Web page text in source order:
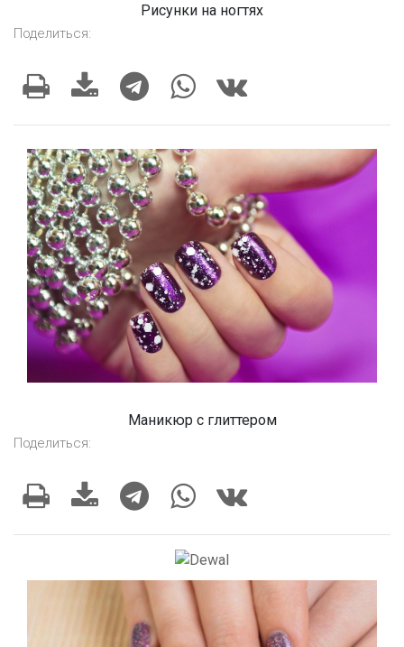
Рисунки на ногтях
Поделиться:
Маникюр с глиттером
Поделиться: